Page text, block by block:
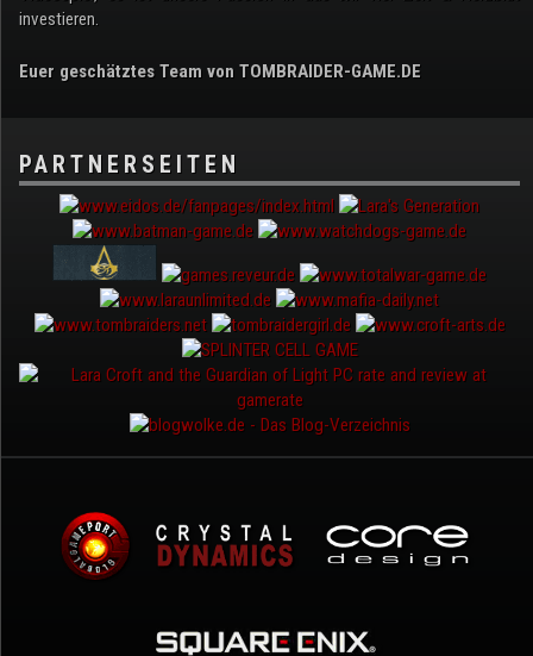
investieren.
Euer geschätztes Team von TOMBRAIDER-GAME.DE
PARTNERSEITEN